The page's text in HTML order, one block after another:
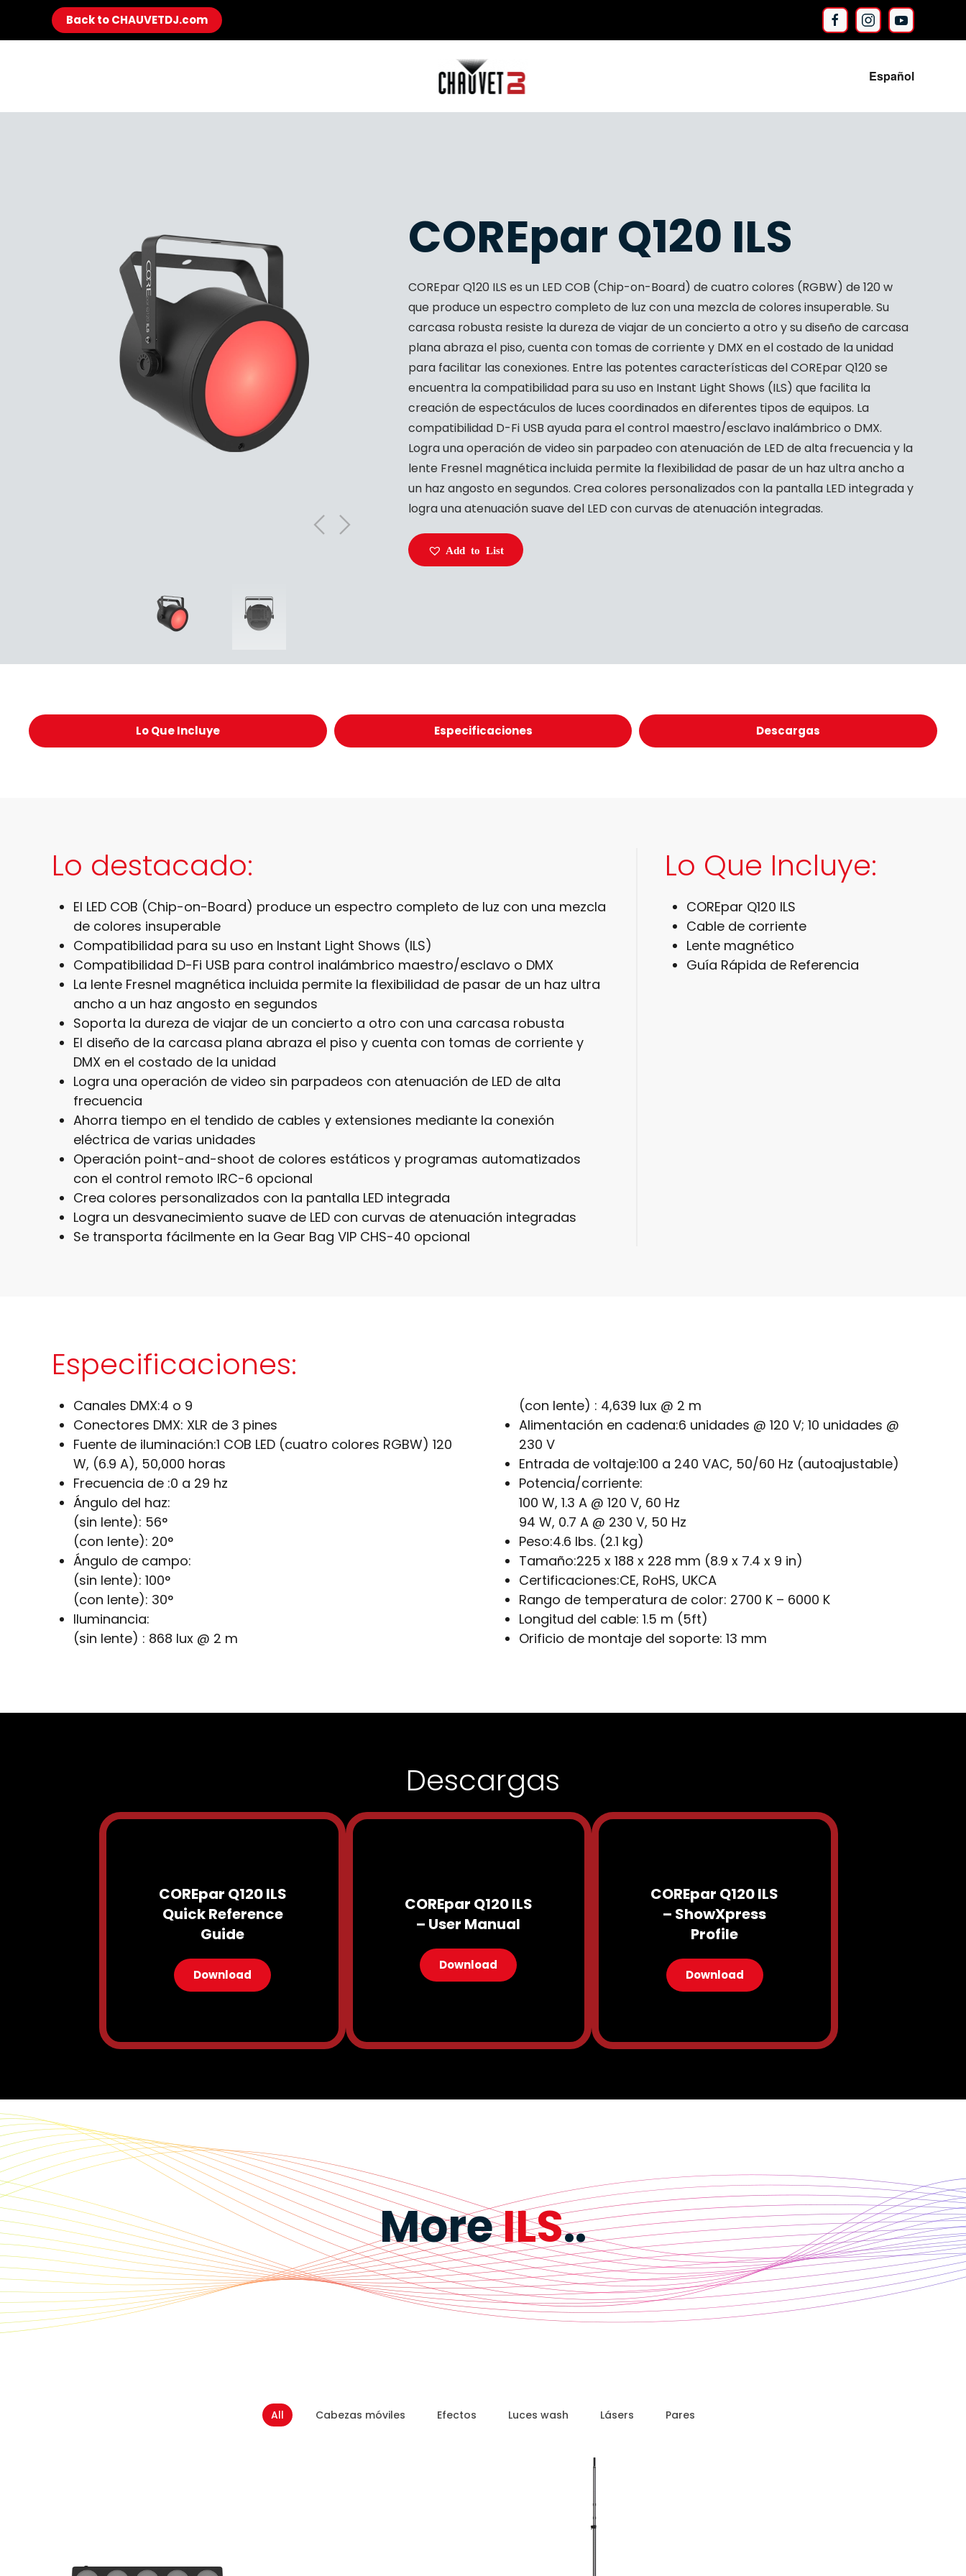
Skip to main content
Back to CHAUVETDJ.com
Español
COREpar Q120 ILS
COREpar Q120 ILS es un LED COB (Chip-on-Board) de cuatro colores (RGBW) de 120 w
que produce un espectro completo de luz con una mezcla de colores insuperable. Su
carcasa robusta resiste la dureza de viajar de un concierto a otro y su diseño de carcasa
plana abraza el piso, cuenta con tomas de corriente y DMX en el costado de la unidad
para facilitar las conexiones. Entre las potentes características del COREpar Q120 se
encuentra la compatibilidad para su uso en Instant Light Shows (ILS) que facilita la
creación de espectáculos de luces coordinados en diferentes tipos de equipos. La
compatibilidad D-Fi USB ayuda para el control maestro/esclavo inalámbrico o DMX.
Logra una operación de video sin parpadeo con atenuación de LED de alta frecuencia y la
lente Fresnel magnética incluida permite la flexibilidad de pasar de un haz ultra ancho a
un haz angosto en segundos. Crea colores personalizados con la pantalla LED integrada y
logra una atenuación suave del LED con curvas de atenuación integradas.
Add to List
Lo Que Incluye Especificaciones Descargas
Lo destacado:
El LED COB (Chip-on-Board) produce un espectro completo de luz con una mezcla
de colores insuperable
Compatibilidad para su uso en Instant Light Shows (ILS)
Compatibilidad D-Fi USB para control inalámbrico maestro/esclavo o DMX
La lente Fresnel magnética incluida permite la flexibilidad de pasar de un haz ultra
ancho a un haz angosto en segundos
Soporta la dureza de viajar de un concierto a otro con una carcasa robusta
El diseño de la carcasa plana abraza el piso y cuenta con tomas de corriente y
DMX en el costado de la unidad
Logra una operación de video sin parpadeos con atenuación de LED de alta
frecuencia
Ahorra tiempo en el tendido de cables y extensiones mediante la conexión
eléctrica de varias unidades
Operación point-and-shoot de colores estáticos y programas automatizados
con el control remoto IRC-6 opcional
Crea colores personalizados con la pantalla LED integrada
Logra un desvanecimiento suave de LED con curvas de atenuación integradas
Se transporta fácilmente en la Gear Bag VIP CHS-40 opcional
Lo Que Incluye:
COREpar Q120 ILS
Cable de corriente
Lente magnético
Guía Rápida de Referencia
Especificaciones:
Canales DMX:4 o 9
Conectores DMX: XLR de 3 pines
Fuente de iluminación:1 COB LED (cuatro colores RGBW) 120
W, (6.9 A), 50,000 horas
Frecuencia de :0 a 29 hz
Ángulo del haz:
(sin lente): 56°
(con lente): 20°
Ángulo de campo:
(sin lente): 100°
(con lente): 30°
Iluminancia:
(sin lente) : 868 lux @ 2 m
(con lente) : 4,639 lux @ 2 m
Alimentación en cadena:6 unidades @ 120 V; 10 unidades @
230 V
Entrada de voltaje:100 a 240 VAC, 50/60 Hz (autoajustable)
Potencia/corriente:
100 W, 1.3 A @ 120 V, 60 Hz
94 W, 0.7 A @ 230 V, 50 Hz
Peso:4.6 lbs. (2.1 kg)
Tamaño:225 x 188 x 228 mm (8.9 x 7.4 x 9 in)
Certificaciones:CE, RoHS, UKCA
Rango de temperatura de color: 2700 K – 6000 K
Longitud del cable: 1.5 m (5ft)
Orificio de montaje del soporte: 13 mm
Descargas
COREpar Q120 ILS
Quick Reference
Guide
Download
COREpar Q120 ILS
– User Manual
Download
COREpar Q120 ILS
– ShowXpress
Profile
Download
MoreILS..
All Cabezas móviles Efectos Luces wash Lásers Pares